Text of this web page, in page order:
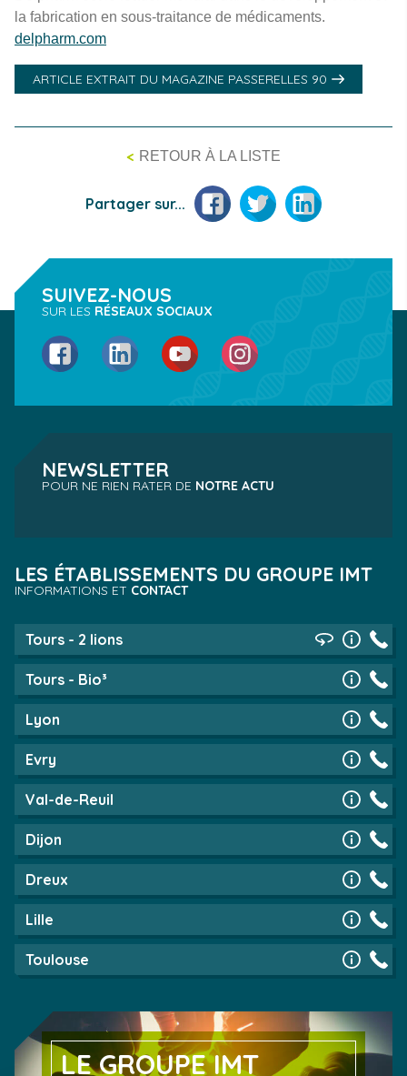
la fabrication en sous-traitance de médicaments.
delpharm.com
ARTICLE EXTRAIT DU MAGAZINE PASSERELLES 90
< RETOUR À LA LISTE
Partager sur... FacebookTwitter LinkedIn
SUIVEZ-NOUS
SUR LES RÉSEAUX SOCIAUX
FacebookLinkedIn YouTube Instagram
NEWSLETTER
POUR NE RIEN RATER DE NOTRE ACTU
LES ÉTABLISSEMENTS DU GROUPE IMT
INFORMATIONS ET CONTACT
Tours - 2 lions
Tours - Bio³
Lyon
Evry
Val-de-Reuil
Dijon
Dreux
Lille
Toulouse
LE GROUPE IMT